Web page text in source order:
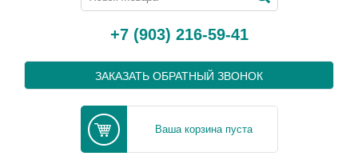
+7 (903) 216-59-41
ЗАКАЗАТЬ ОБРАТНЫЙ ЗВОНОК
Ваша корзина пуста